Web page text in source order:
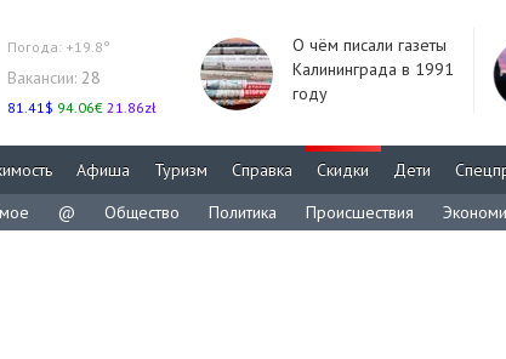
Погода: +19.8°
Вакансии: 28
81.41$ 94.06€ 21.86zł
О чём писали газеты
Калининграда в 1991
году
Афиша Туризм Справка Скидки Дети
@ Общество Политика Происшествия